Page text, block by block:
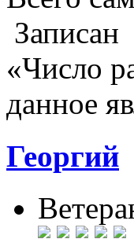
Записан
«Число
данное
Георгий